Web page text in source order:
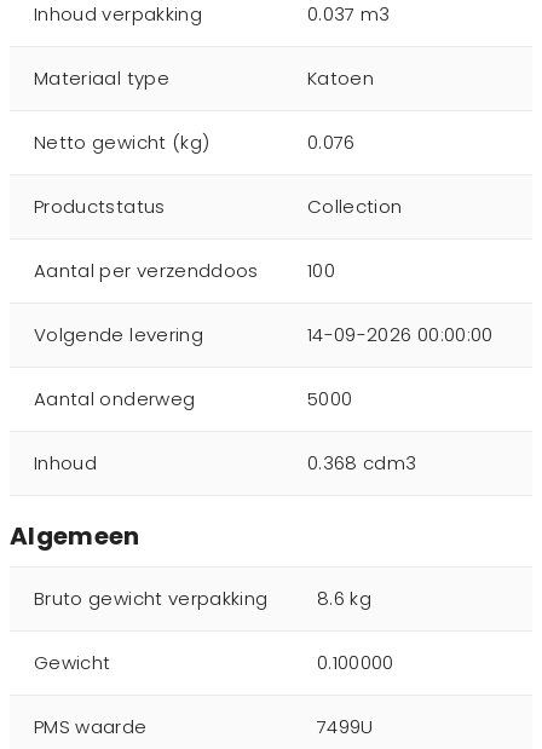
Inhoud verpakking 0.037 m3
Materiaal type Katoen
Netto gewicht (kg) 0.076
Productstatus Collection
Aantal per verzenddoos 100
Volgende levering 14-09-2026 00:00:00
Aantal onderweg 5000
Inhoud 0.368 cdm3
Algemeen
Bruto gewicht verpakking 8.6 kg
Gewicht 0.100000
PMS waarde 7499U